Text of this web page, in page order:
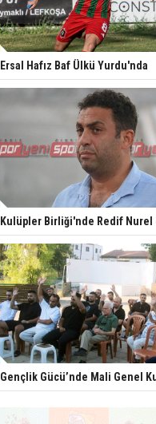
Ersal Hafız Baf Ülkü Yurdu'nda
Kulüpler Birliği'nde Redif Nurel
Gençlik Gücü’nde Mali Genel